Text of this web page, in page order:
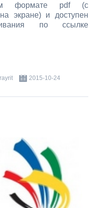
формате pdf (с
экране) и доступен
по ссылке
rayrit 2015-10-24